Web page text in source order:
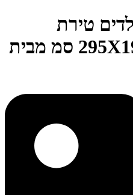
טירת
הסוכריות 295X191X130 סמ מבית